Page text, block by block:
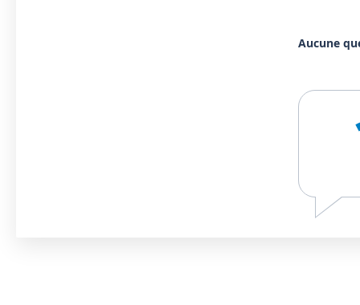
Aucune